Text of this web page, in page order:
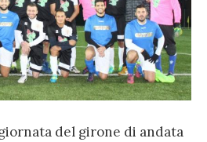
del girone di andata